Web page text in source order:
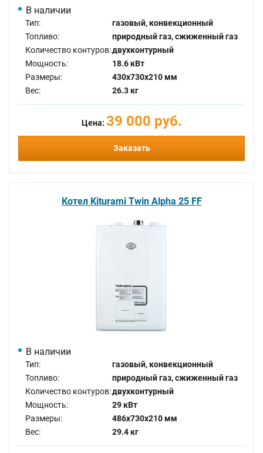
В наличии
Тип:
газовый, конвекционный
Топливо:
природный газ, сжиженный газ
Количество контуров:двухконтурный
Мощность:
18.6 кВт
Размеры:
430x730x210 мм
Вес:
26.3 кг
Цена: 39 000 руб.
Заказать
Котел Kiturami Twin Alpha 25 FF
В наличии
Тип:
газовый, конвекционный
Топливо:
природный газ, сжиженный газ
Количество контуров:двухконтурный
Мощность:
29 кВт
Размеры:
486x730x210 мм
Вес:
29.4 кг